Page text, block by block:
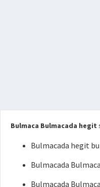
Bulmaca Bulmacada hegit
Bulmacada hegit
Bulmacada
Bulmacada